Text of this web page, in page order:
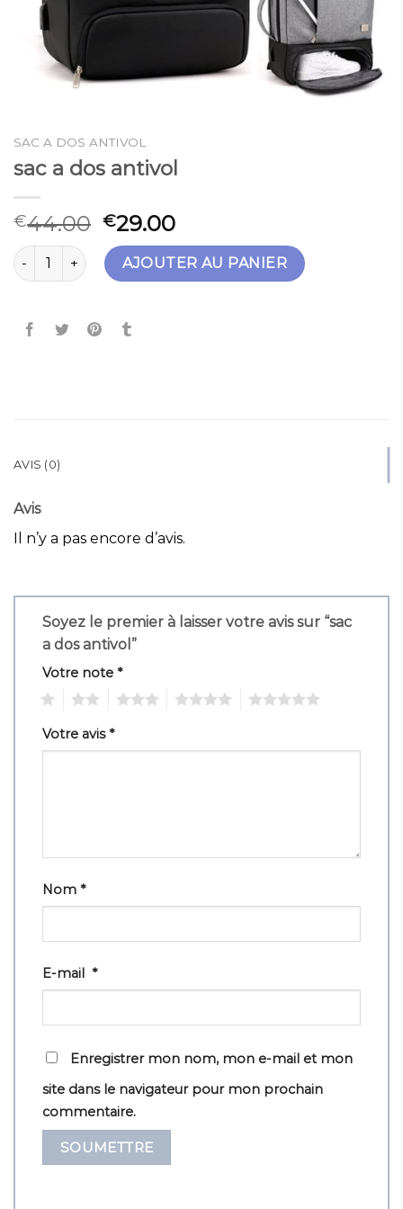
SAC A DOS ANTIVOL
sac a dos antivol
€44.00 €29.00
quantité de sac a dos antivolAJOUTER AU PANIER
AVIS (0)
Avis
Il n’y a pas encore d’avis.
Soyez le premier à laisser votre avis sur “sac
a dos antivol”
Votre note *
Votre avis*
Nom *
E-mail *
Enregistrer mon nom, mon e-mail et mon
site dans le navigateur pour mon prochain
commentaire.